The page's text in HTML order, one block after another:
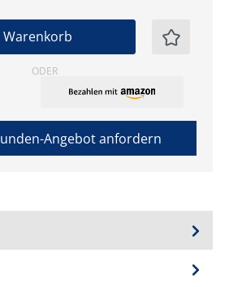
Warenkorb
ODER
Angebot anfordern